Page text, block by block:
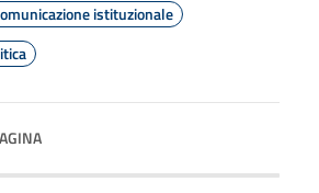
istituzionale